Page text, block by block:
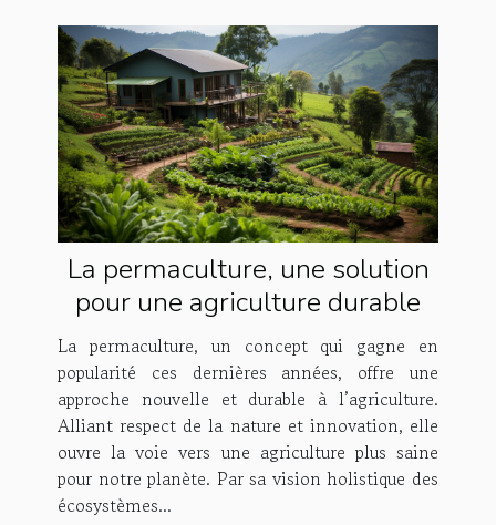
La permaculture, une solution
pour une agriculture durable
La permaculture, un concept qui gagne en
popularité ces dernières années, offre une
approche nouvelle et durable à l’agriculture.
Alliant respect de la nature et innovation, elle
ouvre la voie vers une agriculture plus saine
pour notre planète. Par sa vision holistique des
écosystèmes...